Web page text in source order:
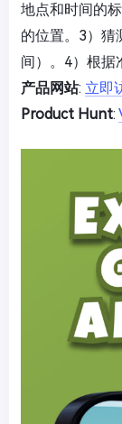
地点和时间的
的位置。3）猜
间）。4）根据
产品网站: 立即
Product Hunt: